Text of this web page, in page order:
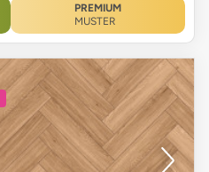
PREMIUM
MUSTER